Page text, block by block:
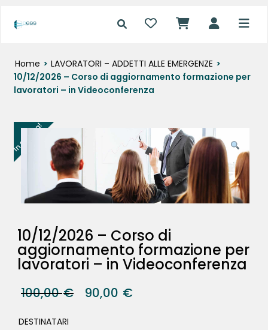
Home > LAVORATORI – ADDETTI ALLE EMERGENZE >
10/12/2026 – Corso di aggiornamento formazione per
lavoratori – in Videoconferenza
In offerta!
10/12/2026 – Corso di
aggiornamento formazione per
lavoratori – in Videoconferenza
100,00€ 90,00 €
DESTINATARI